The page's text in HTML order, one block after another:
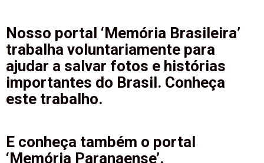
Nosso portal ‘Memória Brasileira’
trabalha voluntariamente para
ajudar a salvar fotos e histórias
importantes do Brasil. Conheça
este trabalho.
E conheça também o portal
‘Memória Paranaense’.